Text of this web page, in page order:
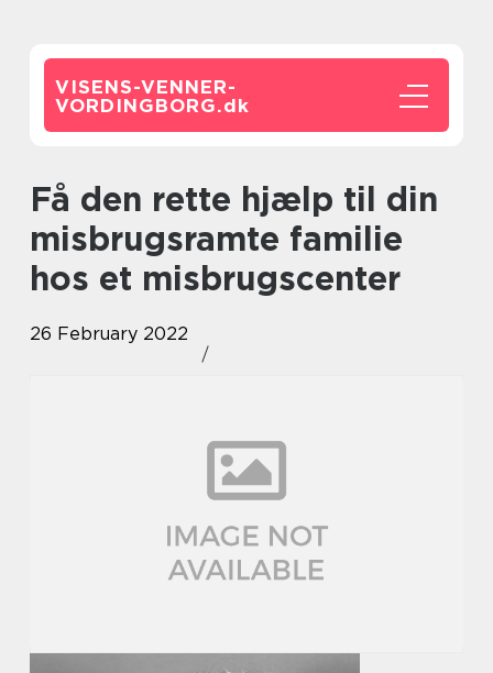
VISENS-VENNER-
VORDINGBORG.dk
Få den rette hjælp til din
misbrugsramte familie
hos et misbrugscenter
26 February 2022